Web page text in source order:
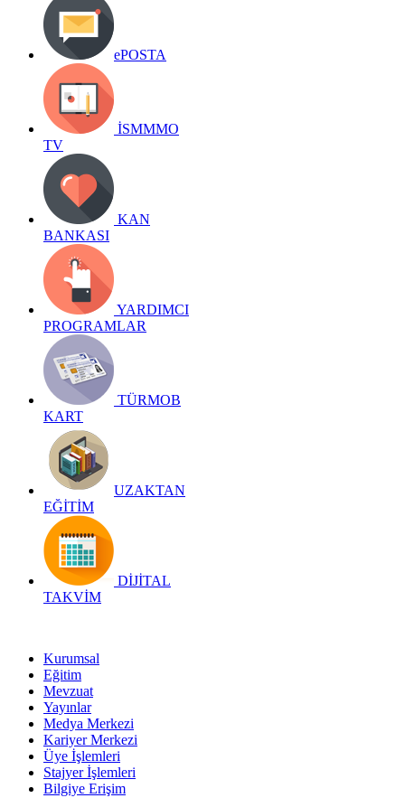
ePOSTA
İSMMMO
TV
KAN
BANKASI
YARDIMCI
PROGRAMLAR
TÜRMOB
KART
UZAKTAN
EĞİTİM
DİJİTAL
TAKVİM
Kurumsal
Eğitim
Mevzuat
Yayınlar
Medya Merkezi
Kariyer Merkezi
Üye İşlemleri
Stajyer İşlemleri
Bilgiye Erişim